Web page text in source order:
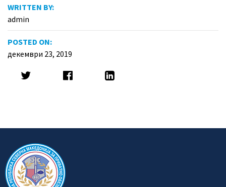
WRITTEN BY:
admin
POSTED ON:
декември 23, 2019